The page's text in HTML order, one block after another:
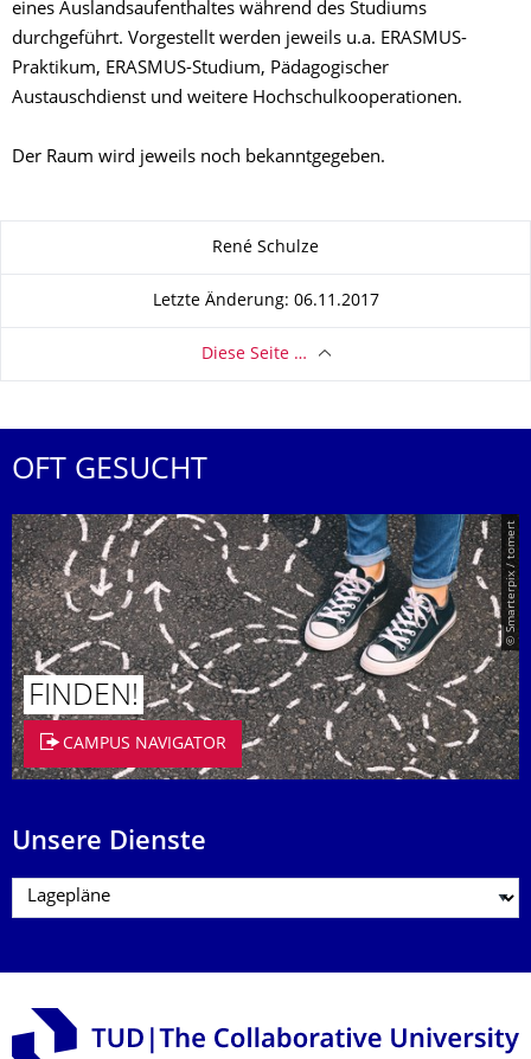
eines Auslandsaufenthaltes während des Studiums
durchgeführt. Vorgestellt werden jeweils u.a. ERASMUS-
Praktikum, ERASMUS-Studium, Pädagogischer
Austauschdienst und weitere Hochschulkooperationen.
Der Raum wird jeweils noch bekanntgegeben.
René Schulze
Letzte Änderung: 06.11.2017
Diese Seite …
OFT GESUCHT
© Smarterpix / tomert
FINDEN!
CAMPUS NAVIGATOR
Unsere Dienste